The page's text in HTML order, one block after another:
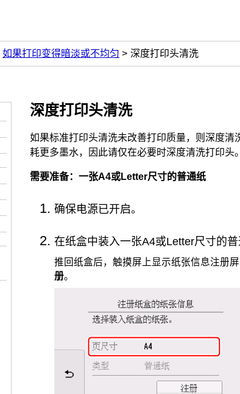
如果打印变得暗淡或不均匀 深度打印头清洗
深度打印头清洗
如果标准打印头清洗未改善打印质量，则深度清
耗更多墨水，因此请仅在必要时深度清洗打印头。
需要准备：一张A4或Letter尺寸的普通纸
确保电源已开启。
在纸盒中装入一张A4或Letter尺寸的普
推回纸盒后， 触摸屏 上显示纸张信息注册屏
册。